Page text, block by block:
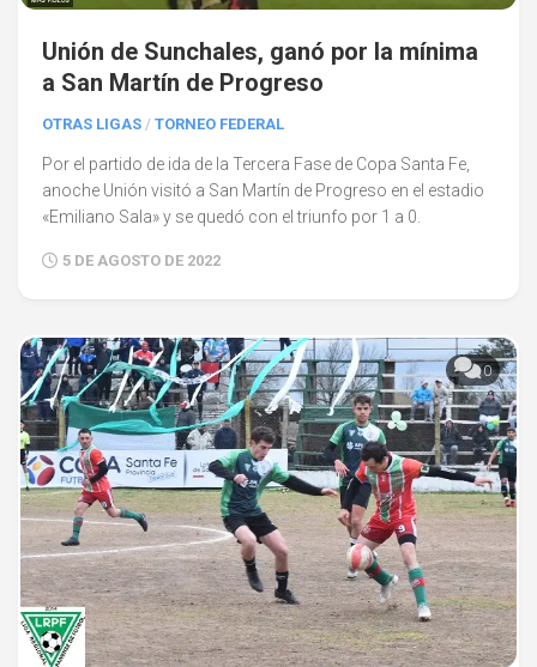
Unión de Sunchales, ganó por la mínima
a San Martín de Progreso
OTRAS LIGAS / TORNEO FEDERAL
Por el partido de ida de la Tercera Fase de Copa Santa Fe,
anoche Unión visitó a San Martín de Progreso en el estadio
«Emiliano Sala» y se quedó con el triunfo por 1 a 0.
5 DE AGOSTO DE 2022
0